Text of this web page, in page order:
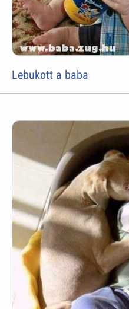
Lebukott a baba